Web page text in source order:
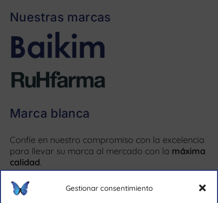
Gestionar consentimiento
Nuestras marcas
Marca blanca
Confíe en nuestro compromiso con la excelencia
para llevar su marca al mercado con la máxima
calidad.
Más información ↗